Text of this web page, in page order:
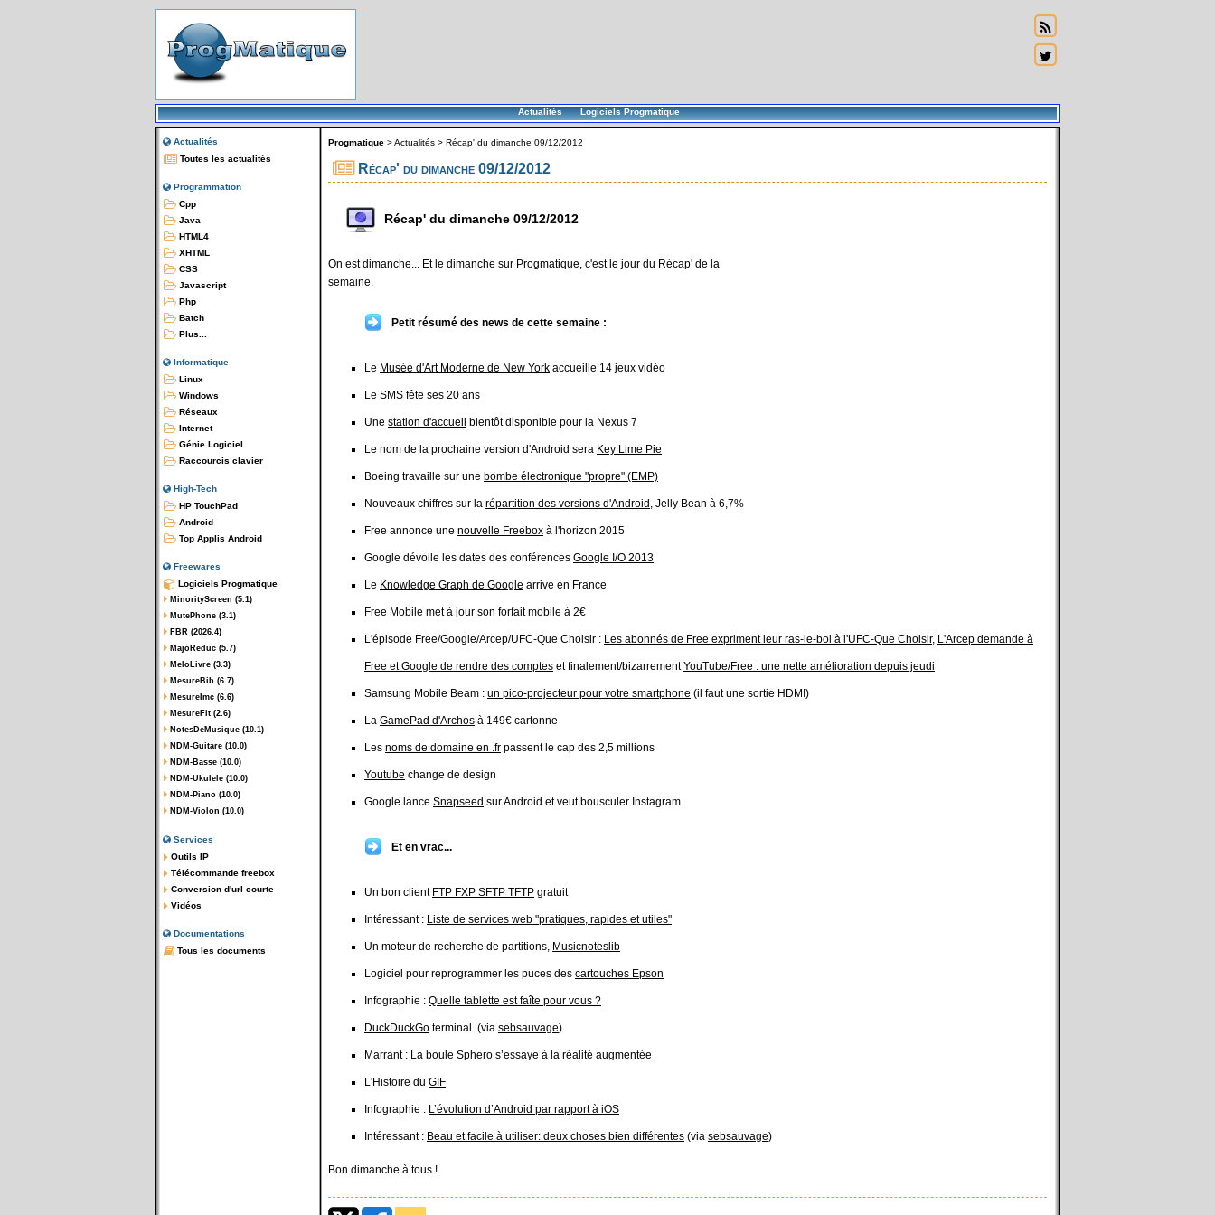
Actualités Logiciels Progmatique
Actualités
Toutes les actualités
Programmation
Cpp
Java
HTML4
XHTML
CSS
Javascript
Php
Batch
Plus...
Informatique
Linux
Windows
Réseaux
Internet
Génie Logiciel
Raccourcis clavier
High-Tech
HP TouchPad
Android
Top Applis Android
Freewares
Logiciels Progmatique
MinorityScreen (5.1)
MutePhone (3.1)
FBR (2026.4)
MajoReduc (5.7)
MeloLivre (3.3)
MesureBib (6.7)
MesureImc (6.6)
MesureFit (2.6)
NotesDeMusique (10.1)
NDM-Guitare (10.0)
NDM-Basse (10.0)
NDM-Ukulele (10.0)
NDM-Piano (10.0)
NDM-Violon (10.0)
Services
Outils IP
Télécommande freebox
Conversion d'url courte
Vidéos
Documentations
Tous les documents
Progmatique >Actualités > Récap' du dimanche 09/12/2012
Récap' du dimanche 09/12/2012
Récap' du dimanche 09/12/2012
On est dimanche... Et le dimanche sur Progmatique, c'est le jour du Récap' de la
semaine.
Petit résumé des news de cette semaine :
Le Musée d'Art Moderne de New York accueille 14 jeux vidéo
Le SMS fête ses 20 ans
Une station d'accueil bientôt disponible pour la Nexus 7
Le nom de la prochaine version d'Android sera Key Lime Pie
Boeing travaille sur une bombe électronique "propre" (EMP)
Nouveaux chiffres sur la répartition des versions d'Android , Jelly Bean à 6,7%
Free annonce une nouvelle Freebox à l'horizon 2015
Google dévoile les dates des conférences Google I/O 2013
Le Knowledge Graph de Google arrive en France
Free Mobile met à jour son forfait mobile à 2€
L'épisode Free/Google/Arcep/UFC-Que Choisir : Les abonnés de Free expriment leur ras-le-bol à l'UFC-Que Choisir, L'Arcep demande à
Free et Google de rendre des comptes et finalement/bizarrementYouTube/Free : une nette amélioration depuis jeudi
Samsung Mobile Beam : un pico-projecteur pour votre smartphone (il faut une sortie HDMI)
La GamePad d'Archos à 149€ cartonne
Les noms de domaine en .fr passent le cap des 2,5 millions
Youtube change de design
Google lance Snapseed sur Android et veut bousculer Instagram
Et en vrac...
Un bon client FTP FXP SFTP TFTP gratuit
Intéressant : Liste de services web "pratiques, rapides et utiles"
Un moteur de recherche de partitions, Musicnoteslib
Logiciel pour reprogrammer les puces des cartouches Epson
Infographie : Quelle tablette est faîte pour vous ?
DuckDuckGo terminal (via sebsauvage)
Marrant : La boule Sphero s’essaye à la réalité augmentée
L'Histoire du GIF
Infographie : L’évolution d’Android par rapport à iOS
Intéressant : Beau et facile à utiliser: deux choses bien différentes (via sebsauvage)
Bon dimanche à tous !